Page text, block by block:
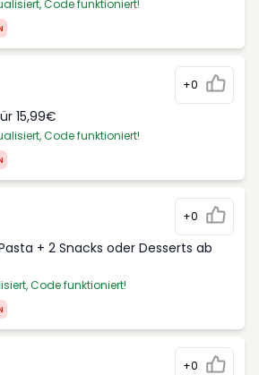
Code funktioniert!
+0
15,99€
Code funktioniert!
+0
+ 2 Snacks oder Desserts ab
Code funktioniert!
+0